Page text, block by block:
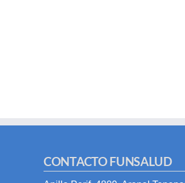
CONTACTO FUNSALUD